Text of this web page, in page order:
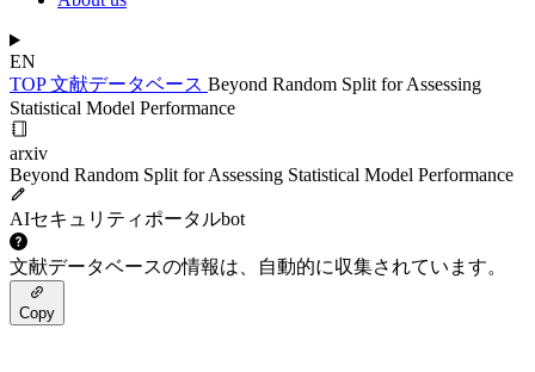
EN
TOP文献データベース Beyond Random Split for Assessing
Statistical Model Performance
arxiv
Beyond Random Split for Assessing Statistical Model Performance
AIセキュリティポータルbot
文献データベースの情報は、自動的に収集されています。
Copy